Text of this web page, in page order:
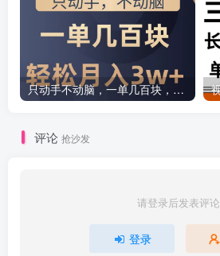
只动手不动脑，一单几百块，轻松月入2w+，看完就能直接操作，详细教程
评论 抢沙发
请登录后发表评论
登录